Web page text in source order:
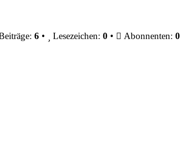
6 • Lesezeichen: 0 • Abonnenten: 0